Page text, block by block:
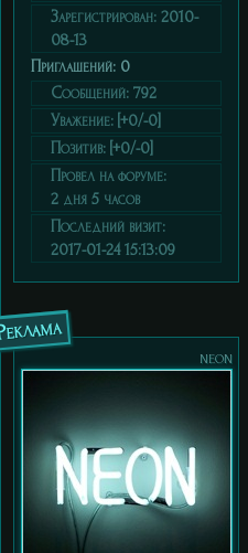
Зарегистрирован: 2010-
08-13
Приглашений: 0
Сообщений: 792
Уважение: [+0/-0]
Позитив: [+0/-0]
Провел на форуме:
2 дня 5 часов
Последний визит:
2017-01-24 15:13:09
neon